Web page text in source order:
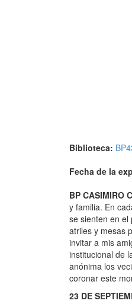
Biblioteca:
Fecha de la
BP CASIMIRO
y familia. En
se sienten en el
atriles y mesas
invitar a mis
institucional de
anónima los
coronar este
23 DE